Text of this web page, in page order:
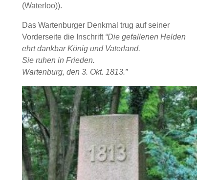
(Waterloo)).
Das Wartenburger Denkmal trug auf seiner
Vorderseite die Inschrift “Die gefallenen Helden
ehrt dankbar König und Vaterland.
Sie ruhen in Frieden.
Wartenburg, den 3. Okt. 1813.”